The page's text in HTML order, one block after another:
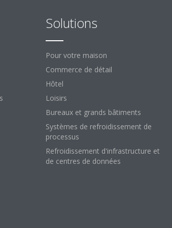
Solutions
Pour votre maison
Commerce de détail
Hôtel
Loisirs
Bureaux et grands bâtiments
Systèmes de refroidissement de
processus
Refroidissement d'infrastructure et
de centres de données